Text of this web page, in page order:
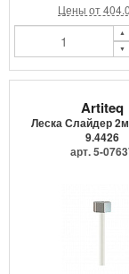
Цены от
Artiteq
Леска Слайдер
9.4426
арт. 5-